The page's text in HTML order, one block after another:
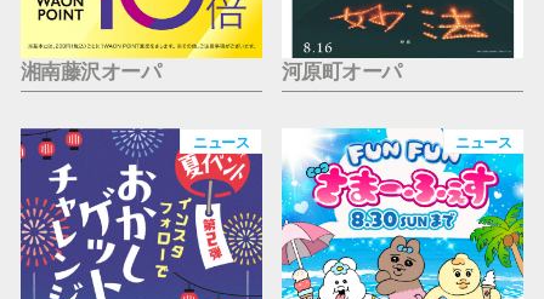
湘南藤沢オーパ 河原町オーパ
ニュース ニュース